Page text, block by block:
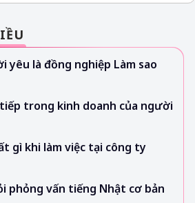
yêu là đồng nghiệp Làm sao
trong kinh doanh của người
gì khi làm việc tại công ty
phỏng vấn tiếng Nhật cơ bản